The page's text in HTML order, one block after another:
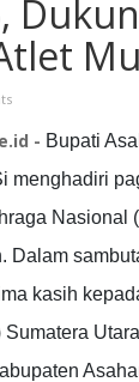
- Bupati
menghadiri
Nasional
Dalam
kasih
Sumatera